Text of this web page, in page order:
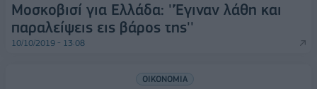
Μοσκοβισί για Ελλάδα: ''Έγιναν λάθη και
παραλείψεις εις βάρος της''
10/10/2019 - 13:08
ΟΙΚΟΝΟΜΙΑ